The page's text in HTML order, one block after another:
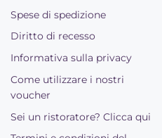
Spese di spedizione
Diritto di recesso
Informativa sulla privacy
Come utilizzare i nostri
voucher
Sei un ristoratore? Clicca qui